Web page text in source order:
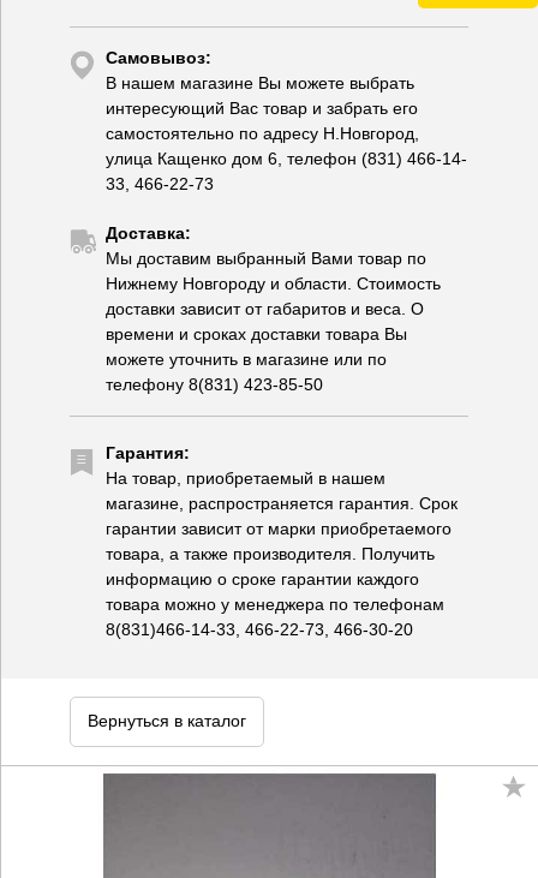
Самовывоз:
В нашем магазине Вы можете выбрать
интересующий Вас товар и забрать его
самостоятельно по адресу Н.Новгород,
улица Кащенко дом 6, телефон (831) 466-14-
33, 466-22-73
Доставка:
Мы доставим выбранный Вами товар по
Нижнему Новгороду и области. Стоимость
доставки зависит от габаритов и веса. О
времени и сроках доставки товара Вы
можете уточнить в магазине или по
телефону 8(831) 423-85-50
Гарантия:
На товар, приобретаемый в нашем
магазине, распространяется гарантия. Срок
гарантии зависит от марки приобретаемого
товара, а также производителя. Получить
информацию о сроке гарантии каждого
товара можно у менеджера по телефонам
8(831)466-14-33, 466-22-73, 466-30-20
Вернуться в каталог